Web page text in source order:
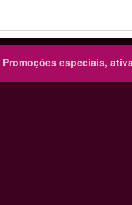
Promoções especiais,